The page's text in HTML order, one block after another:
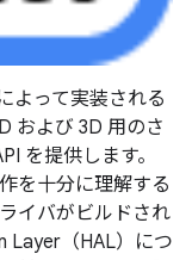
よって実装される
および 3D 用のさ
を提供します。
を十分に理解する
イバがビルドされ
Layer（HAL）につ